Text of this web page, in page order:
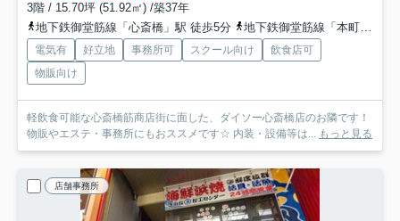
3階 / 15.70坪 (51.92㎡) /築37年
地下鉄御堂筋線「心斎橋」駅 徒歩5分
地下鉄御堂筋線「本町」駅 徒歩9分
電気有 好立地 事務所可 スクール向け
飲食店可
物販向け
軽飲食可能な心斎橋筋商店街に面した、ダイソー心斎橋店のお隣です！
物販やエステ・事務所にもおススメです☆ 内装・設備等は... もっと見る
店舗事務所